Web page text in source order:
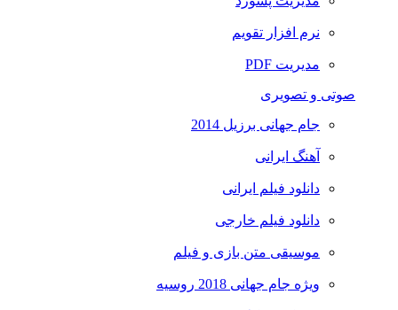
نرم افزار تقویم
مدیریت PDF
صوتی و تصویری
جام جهانی برزیل 2014
آهنگ ایرانی
دانلود فیلم ایرانی
دانلود فیلم خارجی
موسیقی متن بازی و فیلم
ویژه جام جهانی 2018 روسیه